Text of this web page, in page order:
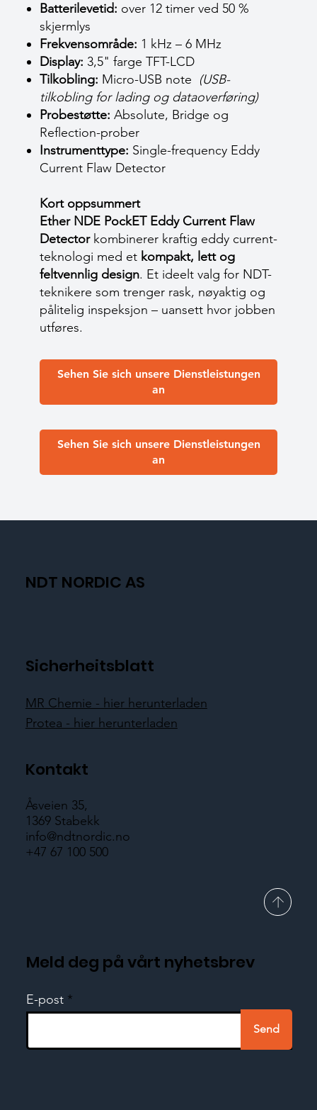
Batterilevetid: over 12 timer ved 50 %
skjermlys
Frekvensområde: 1 kHz – 6 MHz
Display: 3,5" farge TFT-LCD
Tilkobling: Micro-USB note (USB-
tilkobling for lading og dataoverføring)
Probestøtte: Absolute, Bridge og
Reflection-prober
Instrumenttype: Single-frequency Eddy
Current Flaw Detector
Kort oppsummert
Ether NDE PockET Eddy Current Flaw
Detectorkombinerer kraftig eddy current-
teknologi med et kompakt, lett og
feltvennlig design. Et ideelt valg for NDT-
teknikere som trenger rask, nøyaktig og
pålitelig inspeksjon – uansett hvor jobben
utføres.
Sehen Sie sich unsere Dienstleistungen
an
Sehen Sie sich unsere Dienstleistungen
an
NDT NORDIC AS
Sicherheitsblatt
MR Chemie - hier herunterladen
Protea - hier herunterladen
Kontakt
Åsveien 35,
1369 Stabekk
info@ndtnordic.no
+47 67 100 500
Meld deg på vårt nyhetsbrev
E-post
Send